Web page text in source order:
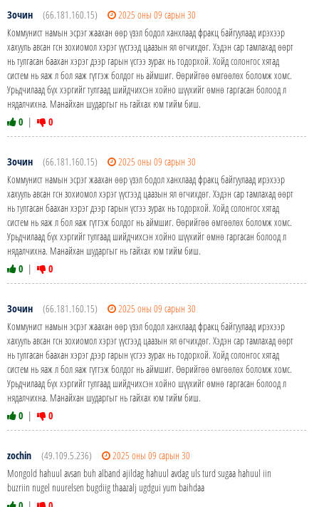
Зочин (66.181.160.15)
2025 оны 09 сарын 30
Коммунист намын эсрэг жаахан өөр үзэл бодол ханхлаад фракц байгуулаад ирэхээр
хахууль авсан гсн зохиомол хэрэг үүсгээд цаазын ял өгчихдөг. Хэдэн сар тамлахад өөрт
нь тулгасан баахан хэрэг дээр гарын үсгээ зурах нь тодорхой. Хойд солонгос хятад
систем нь яаж л бол яаж гүтгэж болдог нь аймшиг. Өөрийгөө өмгөөлөх боломж хомс.
Урьдчилаад бүх хэргийг тулгаад шийдчихсэн хойно шүүхийг өмнө гаргасан болоод л
нядалчихна. Манайхан шударгыг нь гайхах юм тийм биш.
0 | 0
Зочин (66.181.160.15)
2025 оны 09 сарын 30
Коммунист намын эсрэг жаахан өөр үзэл бодол ханхлаад фракц байгуулаад ирэхээр
хахууль авсан гсн зохиомол хэрэг үүсгээд цаазын ял өгчихдөг. Хэдэн сар тамлахад өөрт
нь тулгасан баахан хэрэг дээр гарын үсгээ зурах нь тодорхой. Хойд солонгос хятад
систем нь яаж л бол яаж гүтгэж болдог нь аймшиг. Өөрийгөө өмгөөлөх боломж хомс.
Урьдчилаад бүх хэргийг тулгаад шийдчихсэн хойно шүүхийг өмнө гаргасан болоод л
нядалчихна. Манайхан шударгыг нь гайхах юм тийм биш.
0 | 0
Зочин (66.181.160.15)
2025 оны 09 сарын 30
Коммунист намын эсрэг жаахан өөр үзэл бодол ханхлаад фракц байгуулаад ирэхээр
хахууль авсан гсн зохиомол хэрэг үүсгээд цаазын ял өгчихдөг. Хэдэн сар тамлахад өөрт
нь тулгасан баахан хэрэг дээр гарын үсгээ зурах нь тодорхой. Хойд солонгос хятад
систем нь яаж л бол яаж гүтгэж болдог нь аймшиг. Өөрийгөө өмгөөлөх боломж хомс.
Урьдчилаад бүх хэргийг тулгаад шийдчихсэн хойно шүүхийг өмнө гаргасан болоод л
нядалчихна. Манайхан шударгыг нь гайхах юм тийм биш.
0 | 0
zochin (49.109.5.236)
2025 оны 09 сарын 30
Mongold hahuul avsan buh alband ajildag hahuul avdag uls turd sugaa hahuul iin
buzriin nugel nuurelsen bugdiig thaazalj ugdgui yum baihdaa